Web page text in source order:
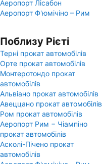
Аеропорт Лісабон
Аеропорт Ф'юмічіно – Рим
Поблизу Рієті
Терні прокат автомобілів
Орте прокат автомобілів
Монтеротондо прокат
автомобілів
Альвіано прокат автомобілів
Авеццано прокат автомобілів
Ром прокат автомобілів
Аеропорт Рим − Чіампіно
прокат автомобілів
Асколі-Пічено прокат
автомобілів